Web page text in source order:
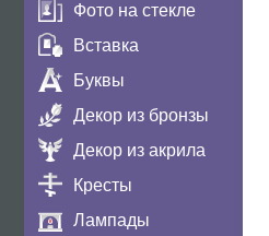
Фото на стекле
Вставка
Буквы
Декор из бронзы
Декор из акрила
Кресты
Лампады